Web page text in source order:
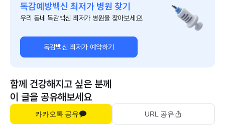
독감예방백신 최저가 병원 찾기
우리 동네 독감백신 최저가 병원을 찾아보세요!
독감백신 최저가 예약하기
함께 건강해지고 싶은 분께
이 글을 공유해보세요
카카오톡 공유 URL 공유